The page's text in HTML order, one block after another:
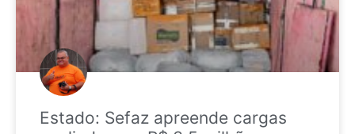
Estado: Sefaz apreende cargas